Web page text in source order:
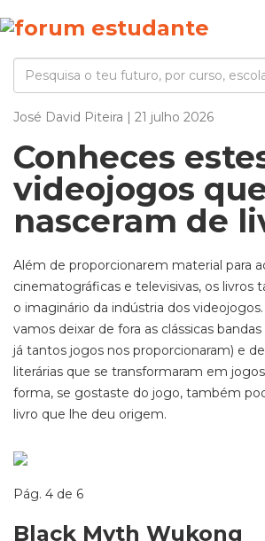
José David Piteira | 21 julho 2026
Conheces
videojogos
nasceram de
Além de proporcionarem material para
cinematográficas e televisivas, os livros
o imaginário da indústria dos
vamos deixar de fora as clássicas
já tantos jogos nos proporcionaram) e
literárias que se transformaram em
forma, se gostaste do jogo, também
livro que lhe deu origem.
Pág. 4 de 6
Black Myth Wukong